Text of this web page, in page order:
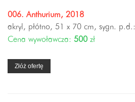
006. Anthurium, 2018
akryl, płótno, 51 x 70 cm, sygn.
Cena wywoławcza: 500 zł
Złóż ofertę